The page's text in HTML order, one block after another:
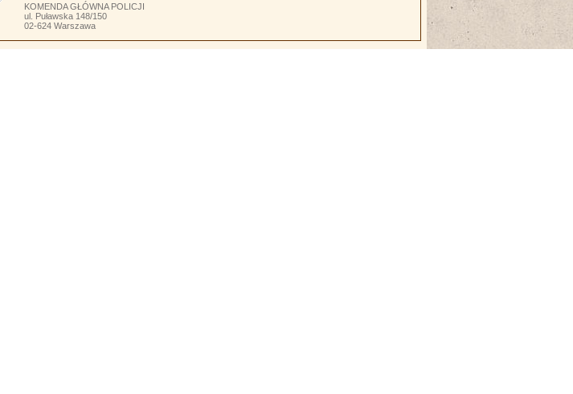
KOMENDA GŁÓWNA POLICJI
ul. Puławska 148/150
02-624 Warszawa